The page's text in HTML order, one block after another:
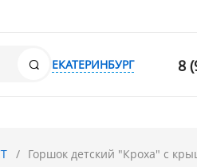
Поиск
ЕКАТЕРИНБУРГ 8
Горшок детский "Кроха" с